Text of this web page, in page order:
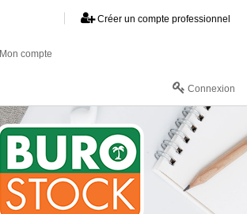
Créer un compte professionnel
Mon compte
Connexion